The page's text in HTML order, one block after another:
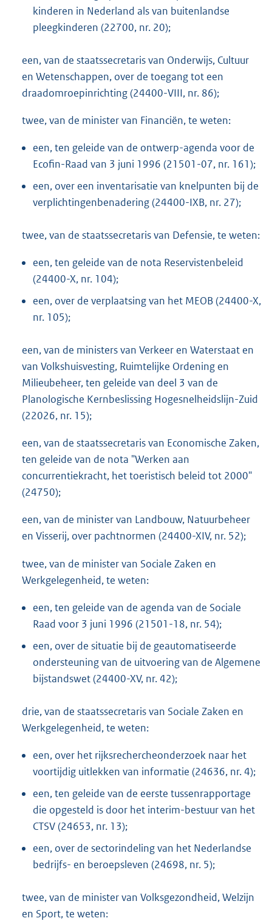
kinderen in Nederland als van buitenlandse
pleegkinderen (22700, nr. 20);
een, van de staatssecretaris van Onderwijs, Cultuur
en Wetenschappen, over de toegang tot een
draadomroepinrichting (24400-VIII, nr. 86);
twee, van de minister van Financiën, te weten:
een, ten geleide van de ontwerp-agenda voor de
Ecofin-Raad van 3 juni 1996 (21501-07, nr. 161);
een, over een inventarisatie van knelpunten bij de
verplichtingenbenadering (24400-IXB, nr. 27);
twee, van de staatssecretaris van Defensie, te weten:
een, ten geleide van de nota Reservistenbeleid
(24400-X, nr. 104);
een, over de verplaatsing van het MEOB (24400-X,
nr. 105);
een, van de ministers van Verkeer en Waterstaat en
van Volkshuisvesting, Ruimtelijke Ordening en
Milieubeheer, ten geleide van deel 3 van de
Planologische Kernbeslissing Hogesnelheidslijn-Zuid
(22026, nr. 15);
een, van de staatssecretaris van Economische Zaken,
ten geleide van de nota "Werken aan
concurrentiekracht, het toeristisch beleid tot 2000"
(24750);
een, van de minister van Landbouw, Natuurbeheer
en Visserij, over pachtnormen (24400-XIV, nr. 52);
twee, van de minister van Sociale Zaken en
Werkgelegenheid, te weten:
een, ten geleide van de agenda van de Sociale
Raad voor 3 juni 1996 (21501-18, nr. 54);
een, over de situatie bij de geautomatiseerde
ondersteuning van de uitvoering van de Algemene
bijstandswet (24400-XV, nr. 42);
drie, van de staatssecretaris van Sociale Zaken en
Werkgelegenheid, te weten:
een, over het rijksrechercheonderzoek naar het
voortijdig uitlekken van informatie (24636, nr. 4);
een, ten geleide van de eerste tussenrapportage
die opgesteld is door het interim-bestuur van het
CTSV (24653, nr. 13);
een, over de sectorindeling van het Nederlandse
bedrijfs- en beroepsleven (24698, nr. 5);
twee, van de minister van Volksgezondheid, Welzijn
en Sport, te weten: